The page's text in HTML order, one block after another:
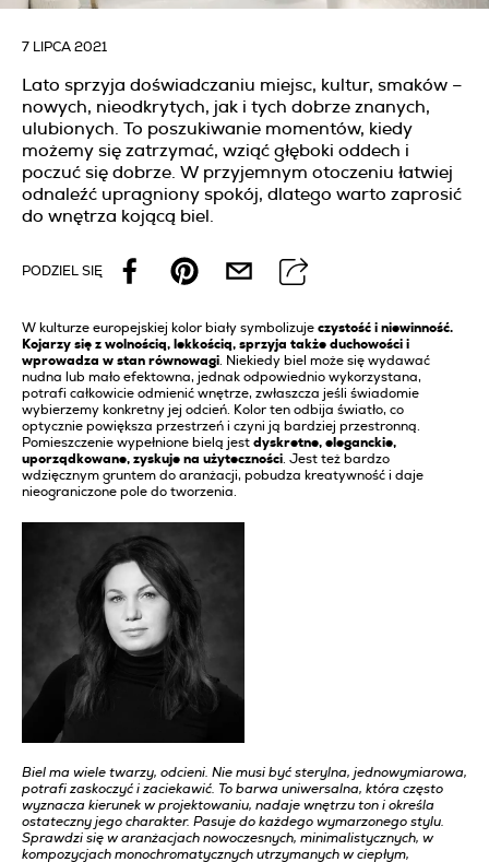
7 LIPCA 2021
Lato sprzyja doświadczaniu miejsc, kultur, smaków –
nowych, nieodkrytych, jak i tych dobrze znanych,
ulubionych. To poszukiwanie momentów, kiedy
możemy się zatrzymać, wziąć głęboki oddech i
poczuć się dobrze. W przyjemnym otoczeniu łatwiej
odnaleźć upragniony spokój, dlatego warto zaprosić
do wnętrza kojącą biel.
PODZIEL SIĘ
W kulturze europejskiej kolor biały symbolizuje czystość i niewinność.
Kojarzy się z wolnością, lekkością, sprzyja także duchowości i
wprowadza w stan równowagi . Niekiedy biel może się wydawać
nudna lub mało efektowna, jednak odpowiednio wykorzystana,
potrafi całkowicie odmienić wnętrze, zwłaszcza jeśli świadomie
wybierzemy konkretny jej odcień. Kolor ten odbija światło, co
optycznie powiększa przestrzeń i czyni ją bardziej przestronną.
Pomieszczenie wypełnione bielą jest dyskretne, eleganckie,
uporządkowane, zyskuje na użyteczności . Jest też bardzo
wdzięcznym gruntem do aranżacji, pobudza kreatywność i daje
nieograniczone pole do tworzenia.
Biel ma wiele twarzy, odcieni. Nie musi być sterylna, jednowymiarowa,
potrafi zaskoczyć i zaciekawić. To barwa uniwersalna, która często
wyznacza kierunek w projektowaniu, nadaje wnętrzu ton i określa
ostateczny jego charakter. Pasuje do każdego wymarzonego stylu.
Sprawdzi się w aranżacjach nowoczesnych, minimalistycznych, w
kompozycjach monochromatycznych utrzymanych w ciepłym,